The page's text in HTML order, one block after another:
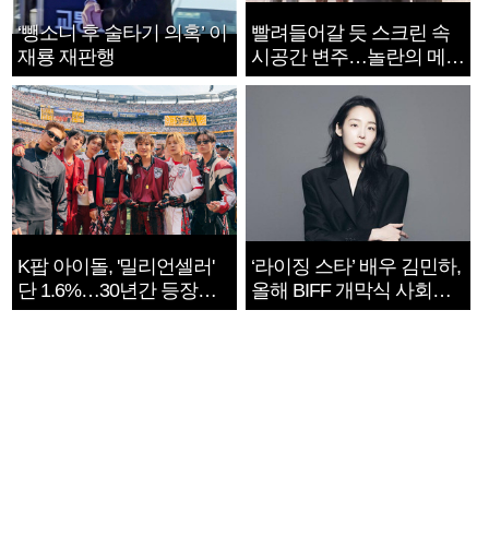
‘뺑소니 후 술타기 의혹’ 이
재룡 재판행
빨려들어갈 듯 스크린 속
시공간 변주…놀란의 메시
지는 ‘전쟁 속죄’
K팝 아이돌, '밀리언셀러'
단 1.6%…30년간 등장
1182개팀 전수조사
‘라이징 스타’ 배우 김민하,
올해 BIFF 개막식 사회자
확정